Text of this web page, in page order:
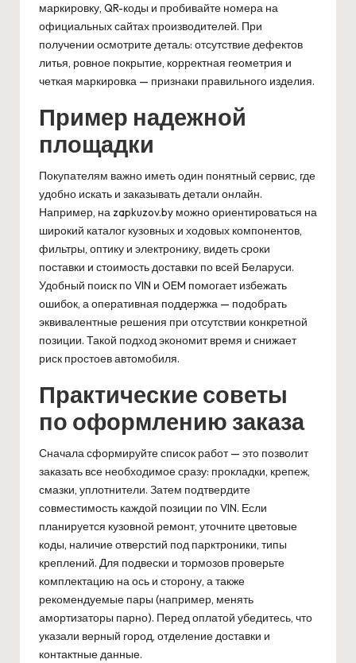
маркировку, QR-коды и пробивайте номера на
официальных сайтах производителей. При
получении осмотрите деталь: отсутствие дефектов
литья, ровное покрытие, корректная геометрия и
четкая маркировка — признаки правильного изделия.
Пример надежной
площадки
Покупателям важно иметь один понятный сервис, где
удобно искать и заказывать детали онлайн.
Например, наzapkuzov.by можно ориентироваться на
широкий каталог кузовных и ходовых компонентов,
фильтры, оптику и электронику, видеть сроки
поставки и стоимость доставки по всей Беларуси.
Удобный поиск по VIN и OEM помогает избежать
ошибок, а оперативная поддержка — подобрать
эквивалентные решения при отсутствии конкретной
позиции. Такой подход экономит время и снижает
риск простоев автомобиля.
Практические советы
по оформлению заказа
Сначала сформируйте список работ — это позволит
заказать все необходимое сразу: прокладки, крепеж,
смазки, уплотнители. Затем подтвердите
совместимость каждой позиции по VIN. Если
планируется кузовной ремонт, уточните цветовые
коды, наличие отверстий под парктроники, типы
креплений. Для подвески и тормозов проверьте
комплектацию на ось и сторону, а также
рекомендуемые пары (например, менять
амортизаторы парно). Перед оплатой убедитесь, что
указали верный город, отделение доставки и
контактные данные.